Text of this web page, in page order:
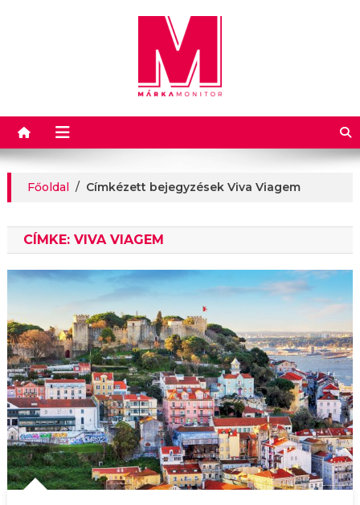
Márkamonitor
Főoldal / Címkézett bejegyzések Viva Viagem
CÍMKE: VIVA VIAGEM